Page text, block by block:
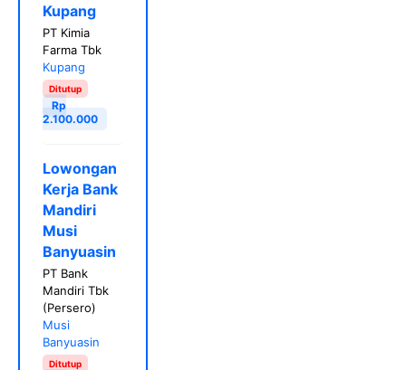
Kupang
PT Kimia
Farma Tbk
Kupang
Ditutup
Rp
2.100.000
Lowongan
Kerja Bank
Mandiri
Musi
Banyuasin
PT Bank
Mandiri Tbk
(Persero)
Musi
Banyuasin
Ditutup